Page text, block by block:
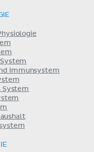
Immunsystem
System